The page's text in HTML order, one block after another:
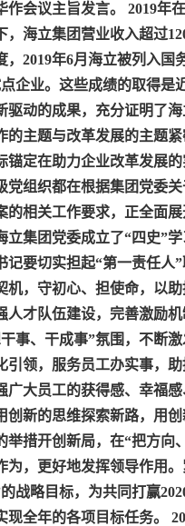
作会议主旨发言。 2019年
，海立集团营业收入超过
，2019年6月海立被列入国
企业。这些成绩的取得是
驱动的成果，充分证明了
的主题与改革发展的主题
锚定在助力企业改革发展
党组织都在根据集团党委
的相关工作要求，正全面
立集团党委成立了“四史”学
记要切实担起“第一责任人
机，守初心、担使命，以
人才队伍建设，完善激励机
事、干成事”氛围，不断
引领，服务员工办实事，
广大员工的获得感、幸福
创新的思维探索新路，用
举措开创新局，在“把方向
为，更好地发挥领导作用
战略目标，为共同打赢
现全年的各项目标任务。